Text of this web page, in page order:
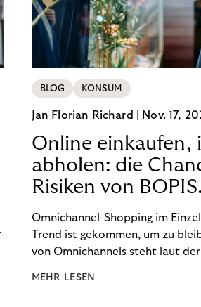
BLOG KONSUM
Jan Florian Richard | Nov. 17,
Online einkaufen,
abholen: die
Risiken von BOPIS.
Omnichannel-Shopping im
Trend ist gekommen, um zu
von Omnichannels steht laut
nicht mehr verzichtet werden
MEHR LESEN